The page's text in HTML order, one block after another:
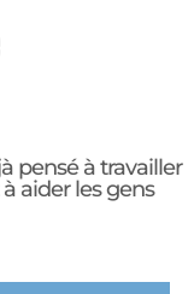
pensé à travailler
aider les gens